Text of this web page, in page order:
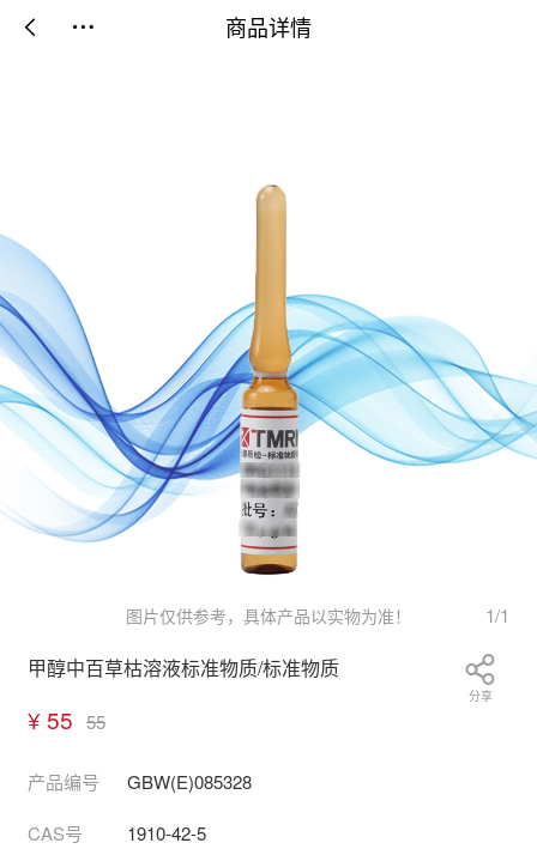
商品详情
 
图片仅供参考，具体产品以实物为准！ 1/1
甲醇中百草枯溶液标准物质/标准物质
¥ 55 55
分享
产品编号 GBW(E)085328
CAS号 1910-42-5